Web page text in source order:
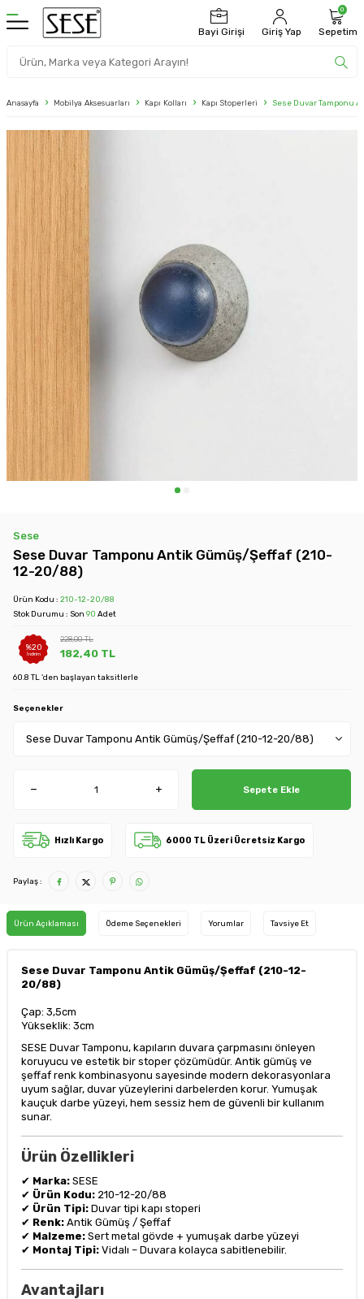
Bayi Girişi Giriş Yap
0
Sepetim
Anasayfa Mobilya Aksesuarları Kapı Kolları Kapı Stoperleri Sese Duvar Tamponu
Sese
Sese Duvar Tamponu Antik Gümüş/Şeffaf (210-
12-20/88)
Ürün Kodu : 210-12-20/88
Stok Durumu : Son 90 Adet
%20
İndirim
228,00TL
182,40 TL
60.8 TL 'den başlayan taksitlerle
Seçenekler
Sepete Ekle
Hızlı Kargo 6000 TL Üzeri Ücretsiz Kargo
Paylaş :
Ürün Açıklaması Ödeme Seçenekleri Yorumlar Tavsiye Et
Sese Duvar Tamponu Antik Gümüş/Şeffaf (210-12-
20/88)
Çap: 3,5cm
Yükseklik: 3cm
SESE Duvar Tamponu, kapıların duvara çarpmasını önleyen
koruyucu ve estetik bir stoper çözümüdür. Antik gümüş ve
şeffaf renk kombinasyonu sayesinde modern dekorasyonlara
uyum sağlar, duvar yüzeylerini darbelerden korur. Yumuşak
kauçuk darbe yüzeyi, hem sessiz hem de güvenli bir kullanım
sunar.
Ürün Özellikleri
✔ Marka: SESE
✔ Ürün Kodu: 210-12-20/88
✔ Ürün Tipi: Duvar tipi kapı stoperi
✔ Renk: Antik Gümüş / Şeffaf
✔ Malzeme: Sert metal gövde + yumuşak darbe yüzeyi
✔ Montaj Tipi: Vidalı – Duvara kolayca sabitlenebilir.
Avantajları